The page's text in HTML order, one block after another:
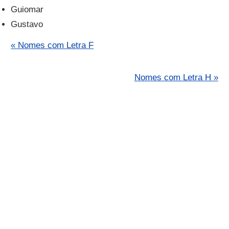
Guiomar
Gustavo
« Nomes com Letra F
Nomes com Letra H »